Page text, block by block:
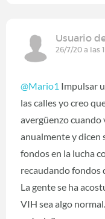
Usuario
26/7/20 a las
@Mario1 Impulsar
las calles yo creo
avergüenzo cuando
anualmente y dicen
fondos en la lucha
recaudando fondos
La gente se ha
VIH sea algo